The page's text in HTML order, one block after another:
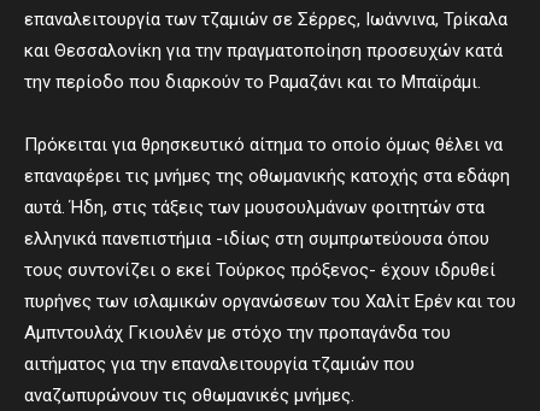
επαναλειτουργία των τζαμιών σε Σέρρες, Ιωάννινα, Τρίκαλα
και Θεσσαλονίκη για την πραγματοποίηση προσευχών κατά
την περίοδο που διαρκούν το Ραμαζάνι και το Μπαϊράμι.
Πρόκειται για θρησκευτικό αίτημα το οποίο όμως θέλει να
επαναφέρει τις μνήμες της οθωμανικής κατοχής στα εδάφη
αυτά. Ήδη, στις τάξεις των μουσουλμάνων φοιτητών στα
ελληνικά πανεπιστήμια -ιδίως στη συμπρωτεύουσα όπου
τους συντονίζει ο εκεί Τούρκος πρόξενος- έχουν ιδρυθεί
πυρήνες των ισλαμικών οργανώσεων του Χαλίτ Ερέν και του
Αμπντουλάχ Γκιουλέν με στόχο την προπαγάνδα του
αιτήματος για την επαναλειτουργία τζαμιών που
αναζωπυρώνουν τις οθωμανικές μνήμες.